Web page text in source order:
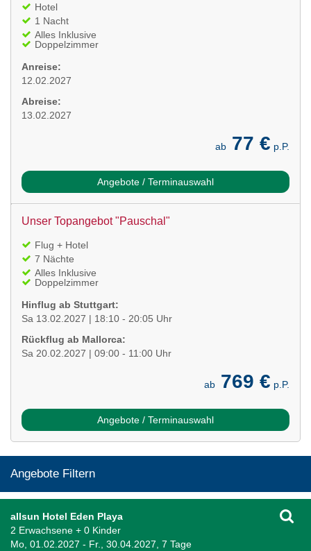
Hotel
1 Nacht
Alles Inklusive
Doppelzimmer
Anreise:
12.02.2027
Abreise:
13.02.2027
ab 77 € p.P.
Angebote / Terminauswahl
Unser Topangebot "Pauschal"
Flug + Hotel
7 Nächte
Alles Inklusive
Doppelzimmer
Hinflug ab Stuttgart:
Sa 13.02.2027 | 18:10 - 20:05 Uhr
Rückflug ab Mallorca:
Sa 20.02.2027 | 09:00 - 11:00 Uhr
ab 769 € p.P.
Angebote / Terminauswahl
Angebote Filtern
allsun Hotel Eden Playa
2 Erwachsene + 0 Kinder
Mo, 01.02.2027 - Fr., 30.04.2027, 7 Tage